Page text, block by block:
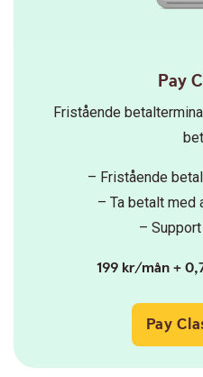
Pay
Fristående
– Fristående
– Ta betalt med
–
199 kr/mån +
Pay